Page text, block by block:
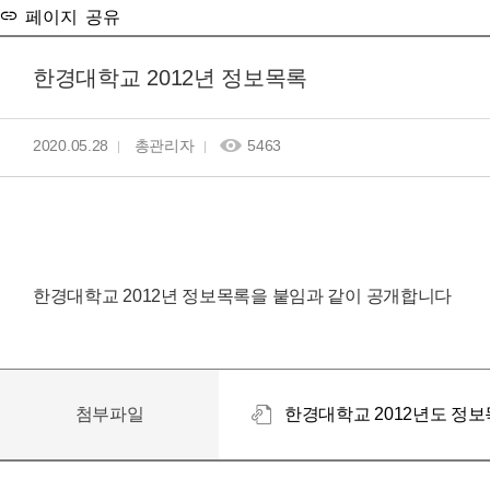
페이지 공유
한경대학교 2012년 정보목록
2020.05.28 총관리자 5463
한경대학교 2012년 정보목록을 붙임과 같이 공개합니다
첨부파일 한경대학교 2012년도 정보